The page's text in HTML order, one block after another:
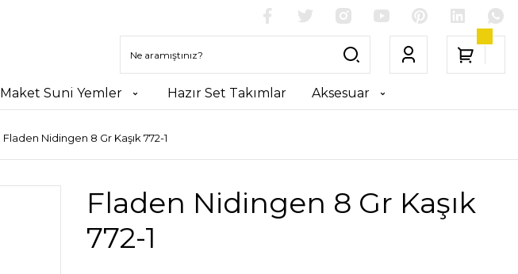
Maket Suni Yemler Hazır Set Takımlar Aksesuar
Fladen Nidingen 8 Gr Kaşık 772-1
Fladen Nidingen 8 Gr Kaşık
772-1